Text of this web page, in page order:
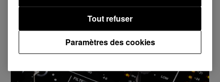
Paramètres des cookies
Tout refuser